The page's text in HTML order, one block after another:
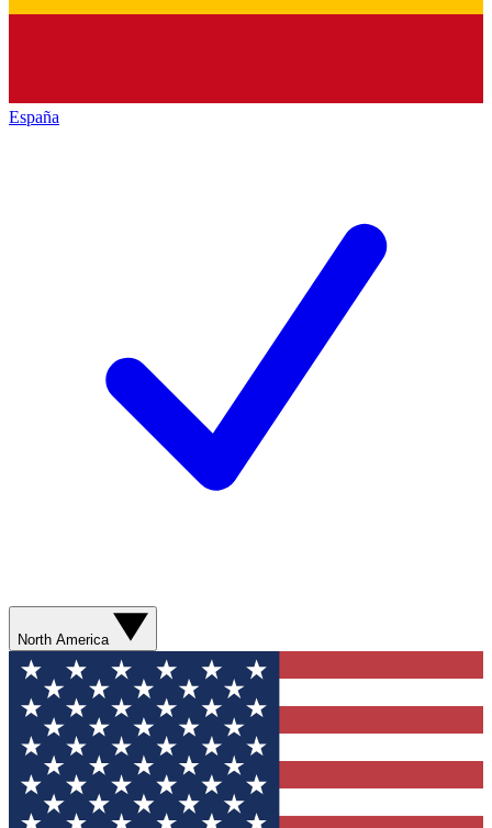
España
North America